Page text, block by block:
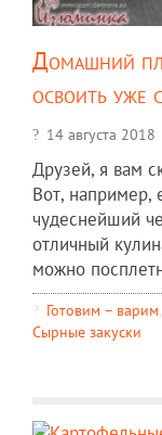
Домашний
освоить уже
14 августа 2018
Друзей, я вам
Вот, например,
чудеснейший
отличный
можно
Готовим – варим,
Сырные закуски